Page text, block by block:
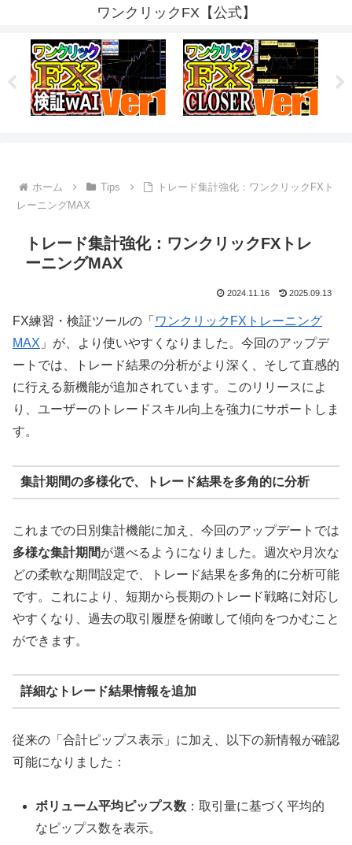
ワンクリックFX【公式】
ホーム Tips
トレード集計強化：ワンクリックFXト
レーニングMAX
トレード集計強化：ワンクリックFXトレ
ーニングMAX
2024.11.16 2025.09.13
FX練習・検証ツールの「 ワンクリックFXトレーニング
MAX 」が、より使いやすくなりました。今回のアップデ
ートでは、トレード結果の分析がより深く、そして直感的
に行える新機能が追加されています。このリリースによ
り、ユーザーのトレードスキル向上を強力にサポートしま
す。
集計期間の多様化で、トレード結果を多角的に分析
これまでの日別集計機能に加え、今回のアップデートでは
多様な集計期間が選べるようになりました。週次や月次な
どの柔軟な期間設定で、トレード結果を多角的に分析可能
です。これにより、短期から長期のトレード戦略に対応し
やすくなり、過去の取引履歴を俯瞰して傾向をつかむこと
ができます。
詳細なトレード結果情報を追加
従来の「合計ピップス表示」に加え、以下の新情報が確認
可能になりました：
ボリューム平均ピップス数 ：取引量に基づく平均的
なピップス数を表示。